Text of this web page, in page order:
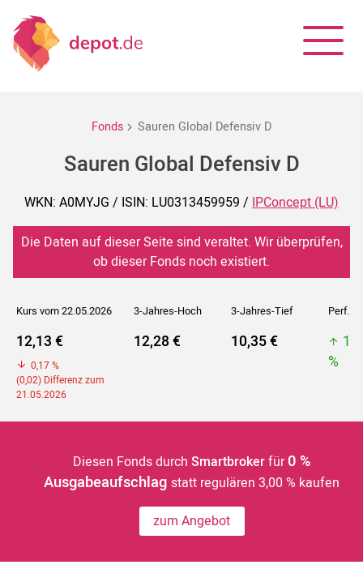
Fonds Sauren Global Defensiv D
Sauren Global Defensiv D
WKN: A0MYJG / ISIN: LU0313459959 / IPConcept (LU)
Die Daten auf dieser Seite sind veraltet. Wir überprüfen,
ob dieser Fonds noch existiert.
Kurs vom 22.05.2026 3-Jahres-Hoch 3-Jahres-Tief Perf. 5J
12,13 €
0,17 %
(0,02) Differenz zum
21.05.2026
12,28 € 10,35 €
%
Diesen Fonds durch Smartbrokerfür 0 %
Ausgabeaufschlagstatt regulären 3,00 % kaufen
zum Angebot